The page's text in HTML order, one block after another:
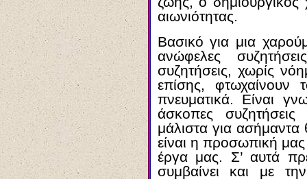
αιωνιότητας.
Βασικό για μια
ανώφελες
συζητήσεις, χωρίς
επίσης, φτωχαίνουν
πνευματικά. Είναι
άσκοπες
μάλιστα για
είναι η προσωπική
έργα μας. Σ’ αυτά
συμβαίνει και με